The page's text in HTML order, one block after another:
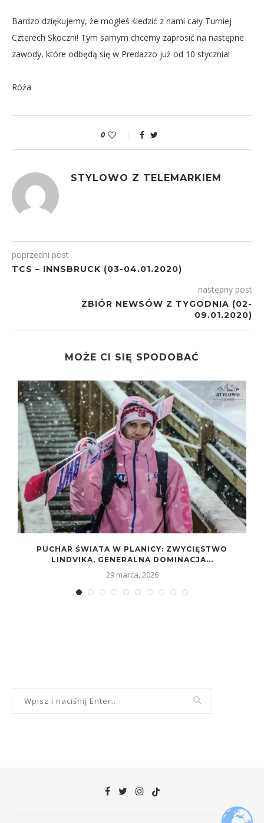
Bardzo dziękujemy, że mogłeś śledzić z nami cały Turniej
Czterech Skoczni! Tym samym chcemy zaprosić na następne
zawody, które odbędą się w Predazzo już od 10 stycznia!
Róża
0
STYLOWO Z TELEMARKIEM
poprzedni post
TCS – INNSBRUCK (03-04.01.2020)
następny post
ZBIÓR NEWSÓW Z TYGODNIA (02-
09.01.2020)
MOŻE CI SIĘ SPODOBAĆ
PUCHAR ŚWIATA W PLANICY: ZWYCIĘSTWO
LINDVIKA, GENERALNA DOMINACJA...
29 marca, 2026